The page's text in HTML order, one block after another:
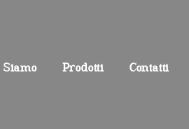
Siamo Prodotti Contatti